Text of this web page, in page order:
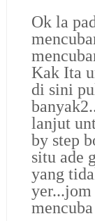
Ok la
Kak Ita
di sini
lanjut
by step
situ ade
yang
yer...jom